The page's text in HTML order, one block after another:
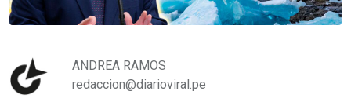
ANDREA RAMOS
redaccion@diarioviral.pe